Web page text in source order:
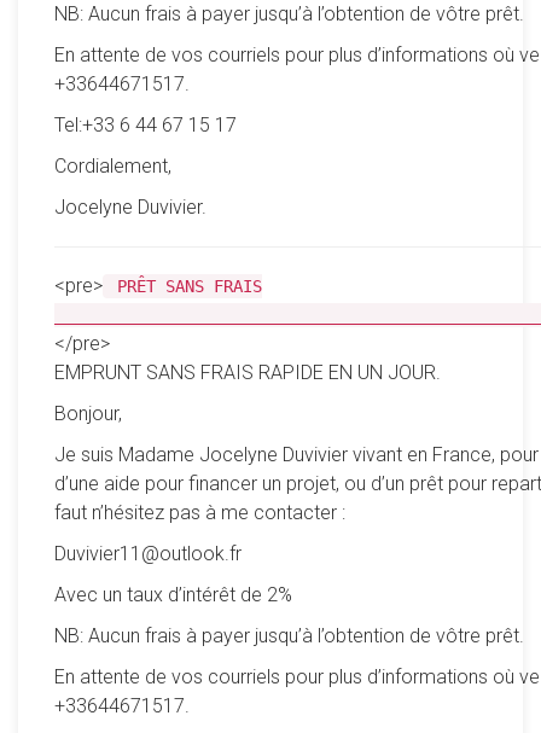
NB: Aucun frais à payer jusqu’à l’obtention de vôtre prêt.
En attente de vos courriels pour plus d’informations où
+33644671517.
Tel:+33 6 44 67 15 17
Cordialement,
Jocelyne Duvivier.
<pre>
PRÊT SANS FRAIS
</pre>
EMPRUNT SANS FRAIS RAPIDE EN UN JOUR.
Bonjour,
Je suis Madame Jocelyne Duvivier vivant en France,
d’une aide pour financer un projet, ou d’un prêt pour
faut n’hésitez pas à me contacter :
Duvivier11@outlook.fr
Avec un taux d’intérêt de 2%
NB: Aucun frais à payer jusqu’à l’obtention de vôtre prêt.
En attente de vos courriels pour plus d’informations où
+33644671517.